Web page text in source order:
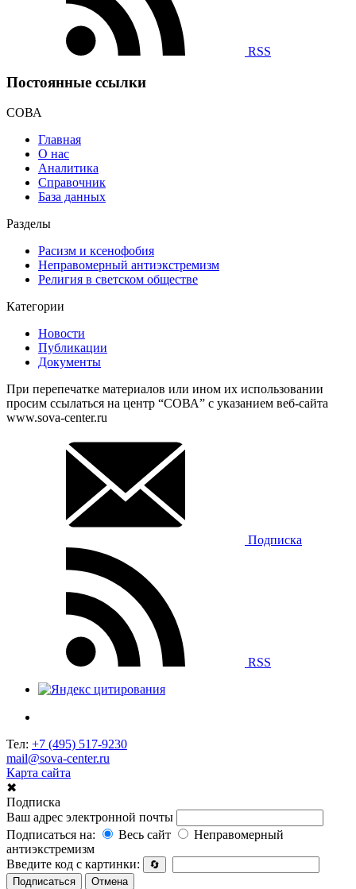
RSS
Постоянные ссылки
СОВА
Главная
О нас
Аналитика
Справочник
База данных
Разделы
Расизм и ксенофобия
Неправомерный антиэкстремизм
Религия в светском обществе
Категории
Новости
Публикации
Документы
При перепечатке материалов или ином их использовании
просим ссылаться на центр “СОВА” с указанием веб-сайта
www.sova-center.ru
Подписка
RSS
Тел: +7 (495) 517-9230
mail@sova-center.ru
Карта сайта
✖
Подписка
Ваш адрес электронной почты
Подписаться на:
Весь сайт
Неправомерный
антиэкстремизм
Введите код с картинки:
🔄
Подписаться
Отмена